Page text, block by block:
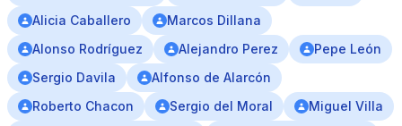
Alicia Caballero
Marcos Dillana
Alonso Rodríguez
Alejandro Perez
Pepe León
Sergio Davila
Alfonso de Alarcón
Roberto Chacon
Sergio del Moral
Miguel Villa